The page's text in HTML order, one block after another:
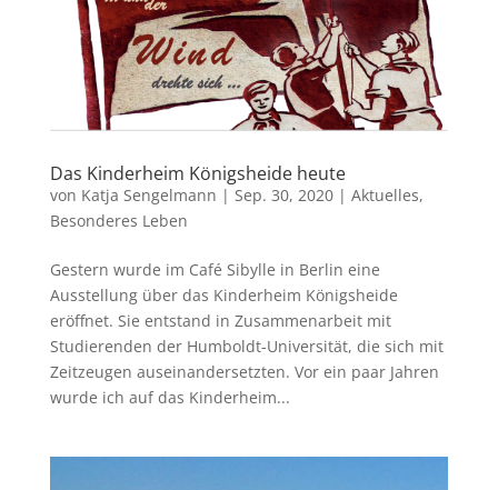
Das Kinderheim Königsheide heute
von Katja Sengelmann | Sep. 30, 2020| Aktuelles,
Besonderes Leben
Gestern wurde im Café Sibylle in Berlin eine
Ausstellung über das Kinderheim Königsheide
eröffnet. Sie entstand in Zusammenarbeit mit
Studierenden der Humboldt-Universität, die sich mit
Zeitzeugen auseinandersetzten. Vor ein paar Jahren
wurde ich auf das Kinderheim...